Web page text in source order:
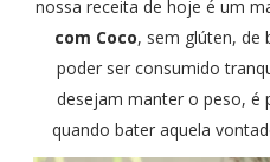
nossa receita de hoje é um
com Coco, sem glúten, de
poder ser consumido
desejam manter o peso, é
quando bater aquela